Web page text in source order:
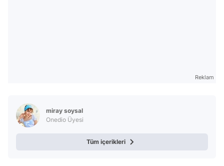
Reklam
miray soysal
Onedio Üyesi
Tüm içerikleri